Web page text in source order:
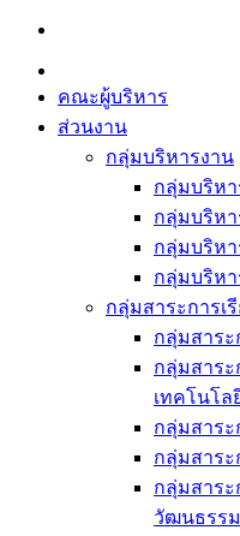
Skip
content
คณะผู้บริหาร
ส่วนงาน
กลุ่มบริหารงาน
กลุ่มบริหา
กลุ่มบริห
กลุ่มบริห
กลุ่มบริหา
กลุ่มสาระการเ
กลุ่มสาร
กลุ่มสาระ
เทคโนโล
กลุ่มสาระ
กลุ่มสาระ
กลุ่มสาระ
วัฒนธรรม